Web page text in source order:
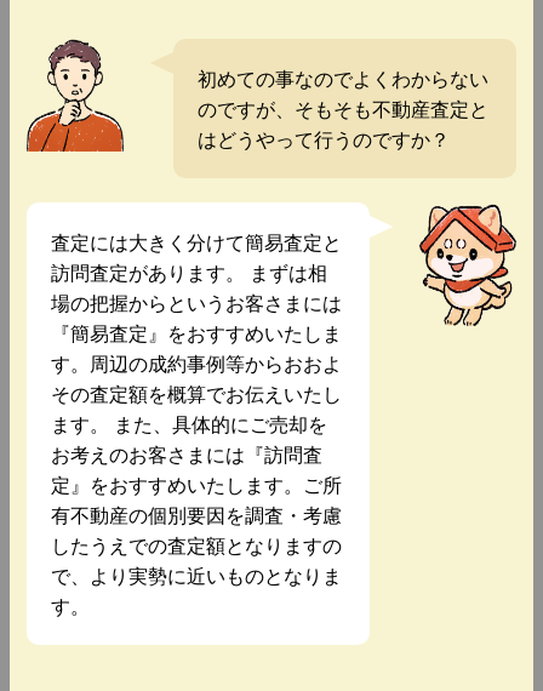
初めての事なのでよくわからない
のですが、そもそも不動産査定と
はどうやって行うのですか？
査定には大きく分けて簡易査定と
訪問査定があります。 まずは相
場の把握からというお客さまには
『簡易査定』をおすすめいたしま
す。周辺の成約事例等からおおよ
その査定額を概算でお伝えいたし
ます。 また、具体的にご売却を
お考えのお客さまには『訪問査
定』をおすすめいたします。ご所
有不動産の個別要因を調査・考慮
したうえでの査定額となりますの
で、より実勢に近いものとなりま
す。